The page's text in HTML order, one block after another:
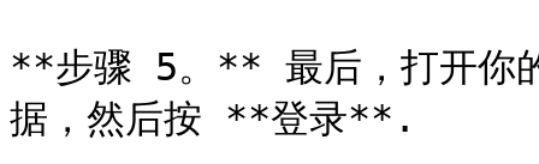
**步骤 5。** 最后，打开你
据，然后按 **登录**.